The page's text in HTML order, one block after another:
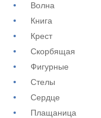
Волна
Книга
Крест
Скорбящая
Фигурные
Стелы
Сердце
Плащаница